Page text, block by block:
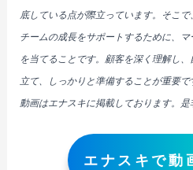
底している点が際立っています。そこ
チームの成長をサポートするために、
を当てることです。顧客を深く理解し
立て、しっかりと準備することが重要
動画はエナスキに掲載しております。是
エナスキで動